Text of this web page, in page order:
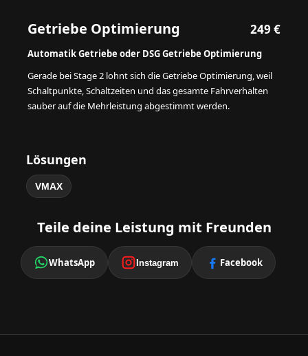
Getriebe Optimierung 249 €
Automatik Getriebe oder DSG Getriebe Optimierung
Gerade bei Stage 2 lohnt sich die Getriebe Optimierung, weil
Schaltpunkte, Schaltzeiten und das gesamte Fahrverhalten
sauber auf die Mehrleistung abgestimmt werden.
Lösungen
VMAX
Teile deine Leistung mit Freunden
WhatsApp Instagram Facebook